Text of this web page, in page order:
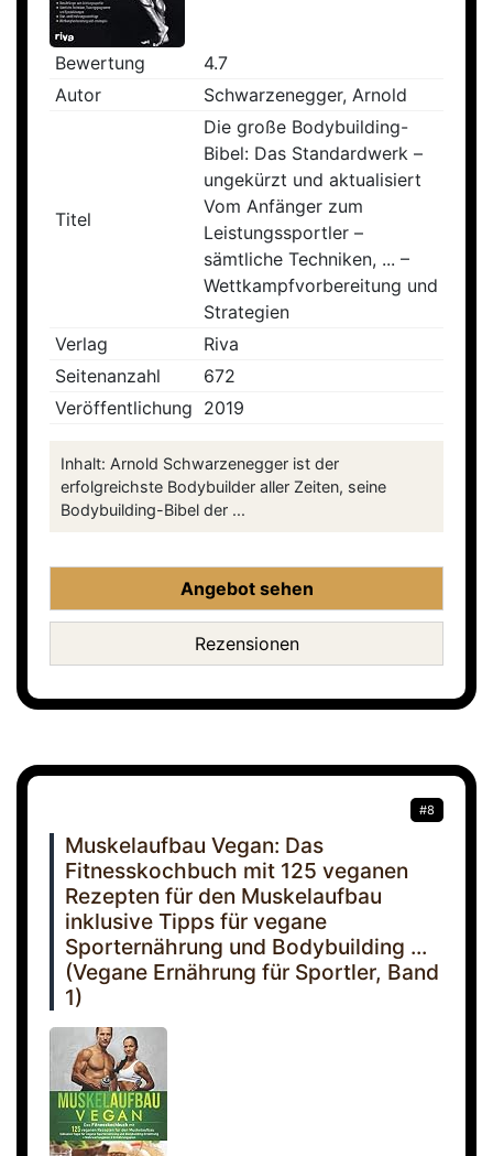
Bewertung
4.7
Autor
Schwarzenegger, Arnold
Titel
Die große Bodybuilding-
Bibel: Das Standardwerk –
ungekürzt und aktualisiert
Vom Anfänger zum
Leistungssportler –
sämtliche Techniken, ... –
Wettkampfvorbereitung und
Strategien
Verlag
Riva
Seitenanzahl
672
Veröffentlichung 2019
Inhalt: Arnold Schwarzenegger ist der
erfolgreichste Bodybuilder aller Zeiten, seine
Bodybuilding-Bibel der ...
Angebot sehen
Rezensionen
#8
Muskelaufbau Vegan: Das
Fitnesskochbuch mit 125 veganen
Rezepten für den Muskelaufbau
inklusive Tipps für vegane
Sporternährung und Bodybuilding ...
(Vegane Ernährung für Sportler, Band
1)